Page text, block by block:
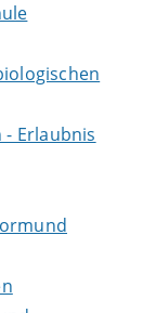
Erlaubnis